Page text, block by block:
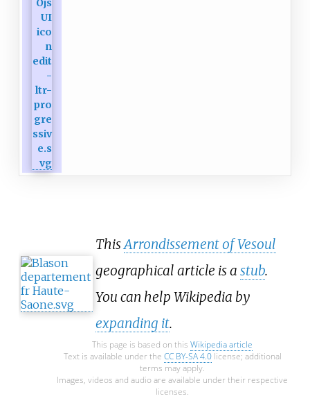
ThisArrondissement of Vesoul
geographical article is a stub.
You can help Wikipedia by
expanding it.
This page is based on this Wikipedia article
Text is available under the CC BY-SA 4.0license; additional
terms may apply.
Images, videos and audio are available under their respective
licenses.